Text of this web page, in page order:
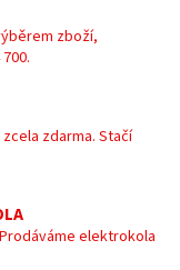
zboží,
zdarma. Stačí
elektrokola